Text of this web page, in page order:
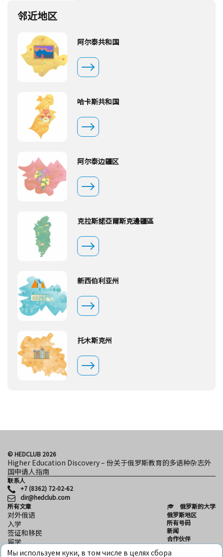
邻近地区
阿尔泰共和国
哈卡斯共和国
阿尔泰边疆区
克拉斯諾亞爾斯克邊疆區
新西伯利亚州
托木斯克州
© HEDCLUB 2026
Higher Education Discovery – 份关于俄罗斯教育的多语种杂志外
国申请人指南
联系人
+7 (8362) 72-02-62
dir@hedclub.com
所有文章
对外俄语
入学
签证和移民
留学
科学
俄罗斯的大学
俄罗斯地区
所有号码
新闻
合作伙伴
用户协议
保密性
Мы используем куки, в том числе в целях сбора